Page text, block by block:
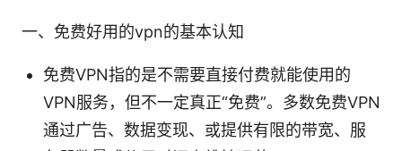
一、免费好用的vpn的基本认知
免费VPN指的是不需要直接付费就能使用的
VPN服务，但不一定真正“免费”。多数免费VPN
通过广告、数据变现、或提供有限的带宽、服